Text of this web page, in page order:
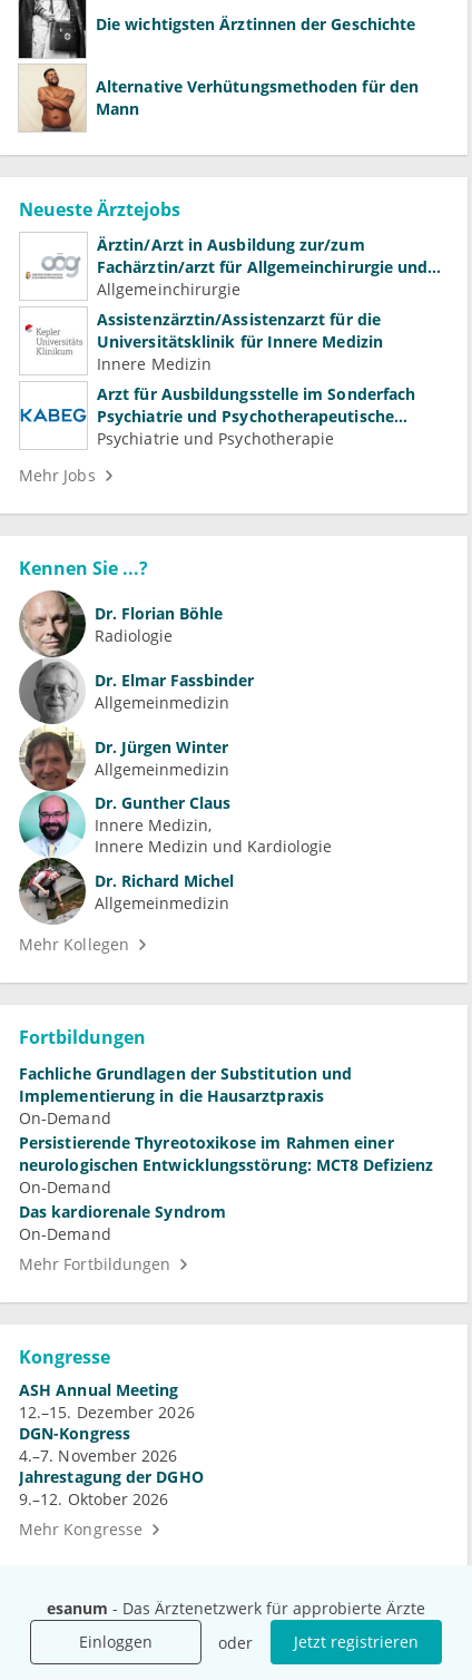
esanum - Das Ärztenetzwerk für approbierte Ärzte
Einloggen
oder Jetzt registrieren
Die wichtigsten Ärztinnen der Geschichte
Alternative Verhütungsmethoden für den
Mann
Neueste Ärztejobs
Ärztin/Arzt in Ausbildung zur/zum
Fachärztin/arzt für Allgemeinchirurgie und
Gefäßchirurgie
Allgemeinchirurgie
Assistenzärztin/Assistenzarzt für die
Universitätsklinik für Innere Medizin
Innere Medizin
Arzt für Ausbildungsstelle im Sonderfach
Psychiatrie und Psychotherapeutische
Medizin (m/w/d)
Psychiatrie und Psychotherapie
Mehr Jobs
Kennen Sie ...?
Dr. Florian Böhle
Radiologie
Dr. Elmar Fassbinder
Allgemeinmedizin
Dr. Jürgen Winter
Allgemeinmedizin
Dr. Gunther Claus
Innere Medizin
Innere Medizin und Kardiologie
Dr. Richard Michel
Allgemeinmedizin
Mehr Kollegen
Fortbildungen
Fachliche Grundlagen der Substitution und
Implementierung in die Hausarztpraxis
On-Demand
Persistierende Thyreotoxikose im Rahmen einer
neurologischen Entwicklungsstörung: MCT8 Defizienz
On-Demand
Das kardiorenale Syndrom
On-Demand
Mehr Fortbildungen
Kongresse
ASH Annual Meeting
12.–15. Dezember 2026
DGN-Kongress
4.–7. November 2026
Jahrestagung der DGHO
9.–12. Oktober 2026
Mehr Kongresse